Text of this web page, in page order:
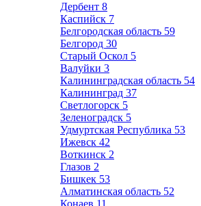
Дербент 8
Каспийск 7
Белгородская область 59
Белгород 30
Старый Оскол 5
Валуйки 3
Калининградская область 54
Калининград 37
Светлогорск 5
Зеленоградск 5
Удмуртская Республика 53
Ижевск 42
Воткинск 2
Глазов 2
Бишкек 53
Алматинская область 52
Конаев 11